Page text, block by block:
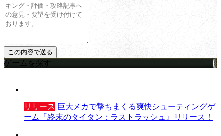
ゲームを探す
リリース 巨大メカで撃ちまくる爽快シューティングゲ
ーム『終末のタイタン：ラストラッシュ』リリース！